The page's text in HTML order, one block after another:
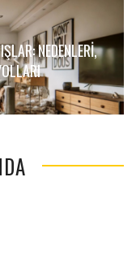
NEDENLERI,